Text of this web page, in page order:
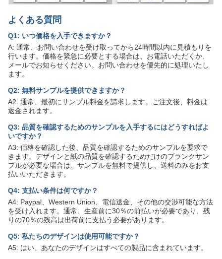
よくある質問
Q1: いつ価格を入手できますか？
A: 通常、お問い合わせを受け取ってから24時間以内に見積もりを
行います。価格を緊急に必要とする場合は、お電話いただくか、
メールでお知らせください。お問い合わせを優先的に処理いたし
ます。
Q2: 無料サンプルを提供できますか？
A2: 通常、最初にサンプル料金を請求します。ご注文後、料金は
返金されます。
Q3: 品質を確認するためのサンプルを入手するにはどうすればよ
いですか？
A3: 価格を確認した後、品質を確認するためのサンプルを要求で
きます。デザインと紙の品質を確認するためだけのブランクサン
プルが必要な場合は、サンプルを無料で提供し、送料のみをお支
払いいただきます。
Q4: 支払い条件は何ですか？
A4: Paypal、Western Union、電信送金、その他の交渉可能な方法
を受け入れます。通常、生産前に30％の前払いが必要であり、残
りの70％の残高は出荷前に支払う必要があります。
Q5: 私たちのデザインは使用可能ですか？
A5: はい、あなたのデザインはすべての製品に含まれています。